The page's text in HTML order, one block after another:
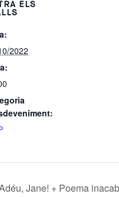
ELS
2022
Jane! + Poema